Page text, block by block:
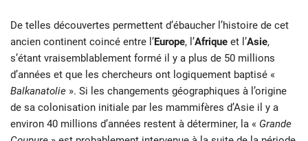
De telles découvertes permettent d’ébaucher l’histoire de cet
ancien continent coincé entre l’Europe, l’Afrique et l’Asie,
s’étant vraisemblablement formé il y a plus de 50 millions
d’années et que les chercheurs ont logiquement baptisé «
Balkanatolie ». Si les changements géographiques à l’origine
de sa colonisation initiale par les mammifères d’Asie il y a
environ 40 millions d’années restent à déterminer, la « Grande